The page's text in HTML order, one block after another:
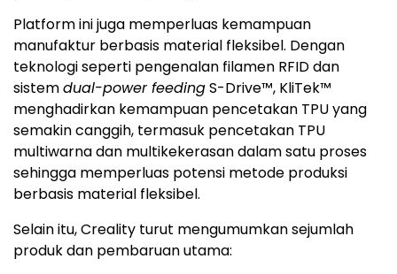
Platform ini juga memperluas kemampuan
manufaktur berbasis material fleksibel. Dengan
teknologi seperti pengenalan filamen RFID dan
sistemdual-power feedingS-Drive™, KliTek™
menghadirkan kemampuan pencetakan TPU yang
semakin canggih, termasuk pencetakan TPU
multiwarna dan multikekerasan dalam satu proses
sehingga memperluas potensi metode produksi
berbasis material fleksibel.
Selain itu, Creality turut mengumumkan sejumlah
produk dan pembaruan utama: